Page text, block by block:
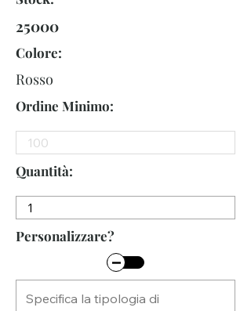
25000
Colore:
Rosso
Ordine Minimo:
Quantità:
Personalizzare?